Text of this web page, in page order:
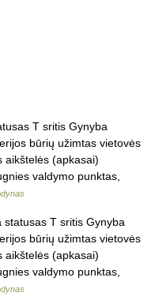
T sritis Gynyba
būrių užimtas vietovės
aikštelės (apkasai)
valdymo punktas,
T sritis Gynyba
būrių užimtas vietovės
aikštelės (apkasai)
valdymo punktas,